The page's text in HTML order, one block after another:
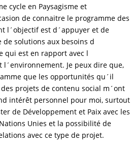
cycle en Paysagisme et
de connaitre le programme des
l´objectif est d´appuyer et de
solutions aux besoins d
qui est en rapport avec l
Je peux dire que,
que les opportunités qu´il
projets de contenu social m´ont
intérêt personnel pour moi, surtout
de Développement et Paix avec les
Unies et la possibilité de
avec ce type de projet.